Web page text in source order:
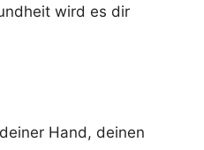
wird es dir
Hand, deinen